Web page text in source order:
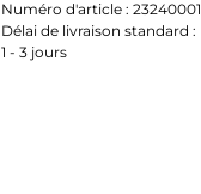
Numéro d'article : 23240001
Délai de livraison standard :
1 - 3 jours